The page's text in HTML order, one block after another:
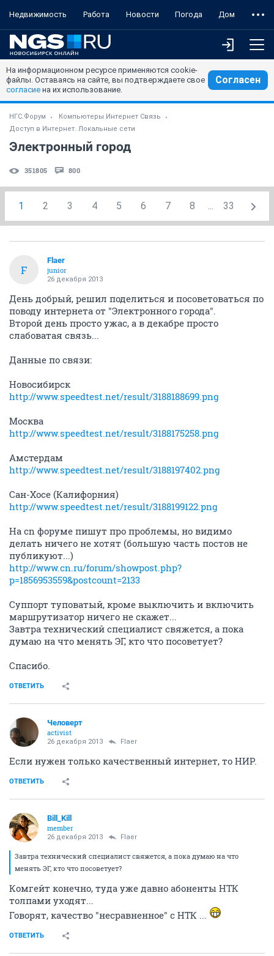
Недвижимость Работа Новости Погода Дом
На информационном ресурсе применяются cookie-
файлы. Оставаясь на сайте, вы подтверждаете свое
согласие на их использование.
Согласен